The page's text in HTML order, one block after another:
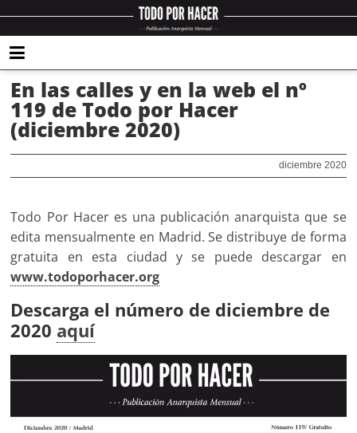
En las calles y en la web el nº
119 de Todo por Hacer
(diciembre 2020)
diciembre 2020
Todo Por Hacer es una publicación anarquista que se
edita mensualmente en Madrid. Se distribuye de forma
gratuita en esta ciudad y se puede descargar en
www.todoporhacer.org
Descarga el número de diciembre de
2020 aquí